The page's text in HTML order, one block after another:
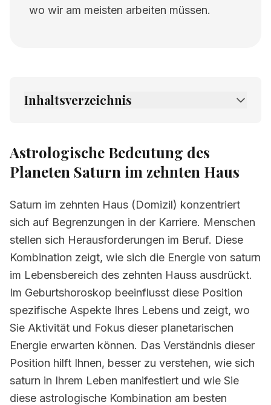
wo wir am meisten arbeiten müssen.
Inhaltsverzeichnis
2. Verwandte Seiten
Astrologische Bedeutung des
Planeten Saturn im zehnten Haus
Saturn im zehnten Haus (Domizil) konzentriert
sich auf Begrenzungen in der Karriere. Menschen
stellen sich Herausforderungen im Beruf. Diese
Kombination zeigt, wie sich die Energie von saturn
im Lebensbereich des zehnten Hauss ausdrückt.
Im Geburtshoroskop beeinflusst diese Position
spezifische Aspekte Ihres Lebens und zeigt, wo
Sie Aktivität und Fokus dieser planetarischen
Energie erwarten können. Das Verständnis dieser
Position hilft Ihnen, besser zu verstehen, wie sich
saturn in Ihrem Leben manifestiert und wie Sie
diese astrologische Kombination am besten